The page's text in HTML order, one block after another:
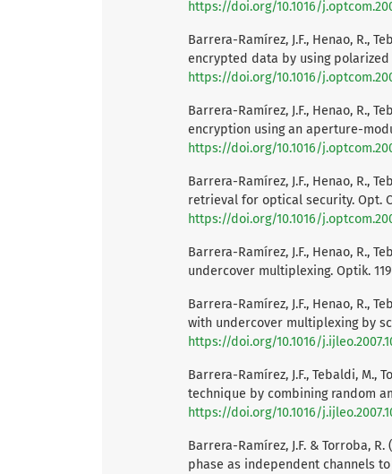
https://doi.org/10.1016/
Barrera-Ramírez, J.F., Henao, R.,
encrypted data by using polarized
https://doi.org/10.1016/
Barrera-Ramírez, J.F., Henao, R.,
encryption using an aperture-
https://doi.org/10.1016/
Barrera-Ramírez, J.F., Henao, R.,
retrieval for optical security. Opt.
https://doi.org/10.1016/
Barrera-Ramírez, J.F., Henao, R.,
undercover multiplexing. Optik.
Barrera-Ramírez, J.F., Henao, R.,
with undercover multiplexing by
https://doi.org/10.1016/
Barrera-Ramírez, J.F., Tebaldi, M.,
technique by combining random
https://doi.org/10.1016/
Barrera-Ramírez, J.F. & Torroba,
phase as independent channels to